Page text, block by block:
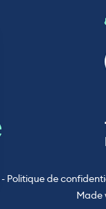
- Politique de